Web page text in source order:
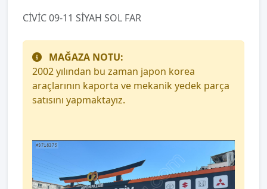
CİVİC 09-11 SİYAH SOL FAR
MAĞAZA NOTU:
2002 yılından bu zaman japon korea
araçlarının kaporta ve mekanik yedek parça
satısını yapmaktayız.